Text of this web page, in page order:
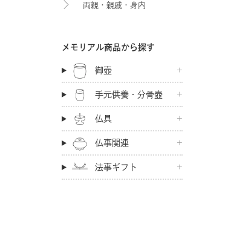
両親・親戚・身内
メモリアル商品から探す
御壺
手元供養・分骨壺
仏具
仏事関連
法事ギフト